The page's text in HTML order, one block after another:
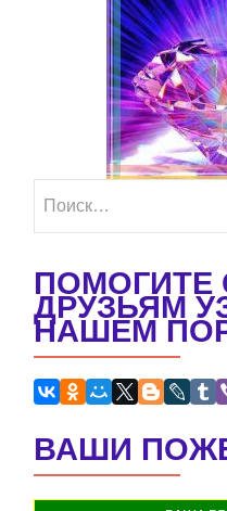
ПОМОГИТЕ
ДРУЗЬЯМ
НАШЕМ
ВАШИ